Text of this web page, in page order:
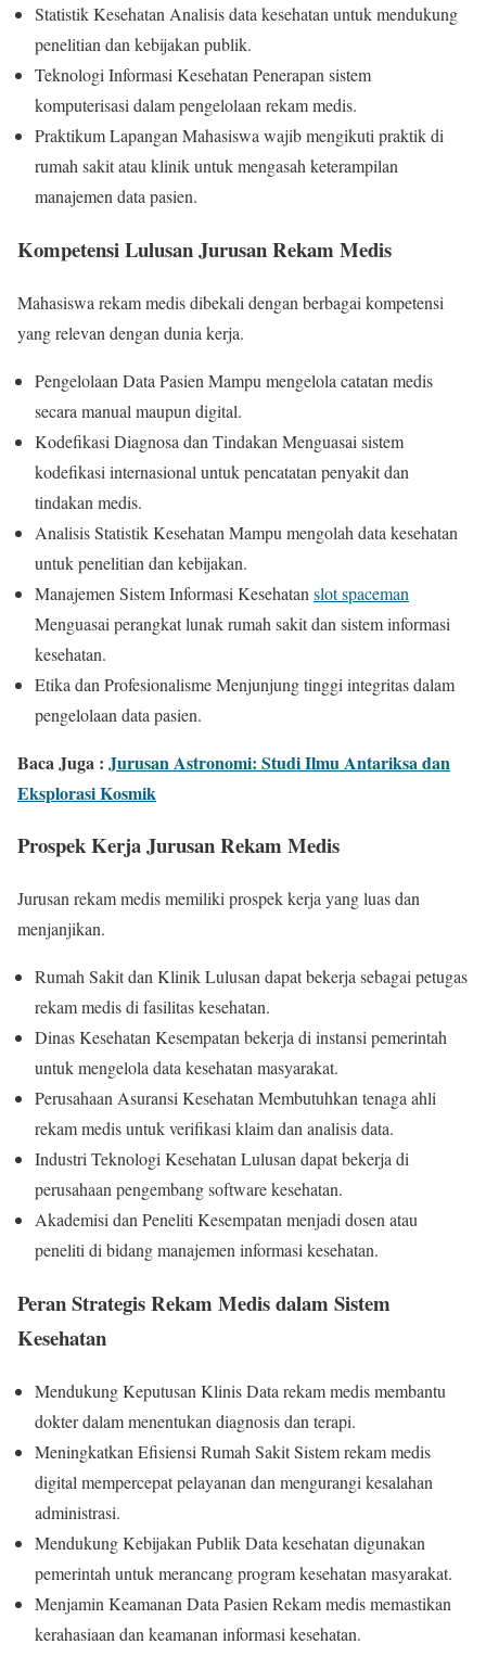
Statistik Kesehatan Analisis data kesehatan untuk mendukung
penelitian dan kebijakan publik.
Teknologi Informasi Kesehatan Penerapan sistem
komputerisasi dalam pengelolaan rekam medis.
Praktikum Lapangan Mahasiswa wajib mengikuti praktik di
rumah sakit atau klinik untuk mengasah keterampilan
manajemen data pasien.
Kompetensi Lulusan Jurusan Rekam Medis
Mahasiswa rekam medis dibekali dengan berbagai kompetensi
yang relevan dengan dunia kerja.
Pengelolaan Data Pasien Mampu mengelola catatan medis
secara manual maupun digital.
Kodefikasi Diagnosa dan Tindakan Menguasai sistem
kodefikasi internasional untuk pencatatan penyakit dan
tindakan medis.
Analisis Statistik Kesehatan Mampu mengolah data kesehatan
untuk penelitian dan kebijakan.
Manajemen Sistem Informasi Kesehatan slot spaceman
Menguasai perangkat lunak rumah sakit dan sistem informasi
kesehatan.
Etika dan Profesionalisme Menjunjung tinggi integritas dalam
pengelolaan data pasien.
Baca Juga : Jurusan Astronomi: Studi Ilmu Antariksa dan
Eksplorasi Kosmik
Prospek Kerja Jurusan Rekam Medis
Jurusan rekam medis memiliki prospek kerja yang luas dan
menjanjikan.
Rumah Sakit dan Klinik Lulusan dapat bekerja sebagai petugas
rekam medis di fasilitas kesehatan.
Dinas Kesehatan Kesempatan bekerja di instansi pemerintah
untuk mengelola data kesehatan masyarakat.
Perusahaan Asuransi Kesehatan Membutuhkan tenaga ahli
rekam medis untuk verifikasi klaim dan analisis data.
Industri Teknologi Kesehatan Lulusan dapat bekerja di
perusahaan pengembang software kesehatan.
Akademisi dan Peneliti Kesempatan menjadi dosen atau
peneliti di bidang manajemen informasi kesehatan.
Peran Strategis Rekam Medis dalam Sistem
Kesehatan
Mendukung Keputusan Klinis Data rekam medis membantu
dokter dalam menentukan diagnosis dan terapi.
Meningkatkan Efisiensi Rumah Sakit Sistem rekam medis
digital mempercepat pelayanan dan mengurangi kesalahan
administrasi.
Mendukung Kebijakan Publik Data kesehatan digunakan
pemerintah untuk merancang program kesehatan masyarakat.
Menjamin Keamanan Data Pasien Rekam medis memastikan
kerahasiaan dan keamanan informasi kesehatan.